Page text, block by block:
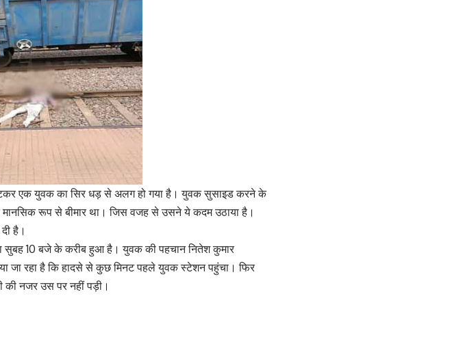
एक युवक का सिर धड़ से अलग हो गया है। युवक सुसाइड करने के
मानसिक रूप से बीमार था। जिस वजह से उसने ये कदम उठाया है।
है।
सुबह 10 बजे के करीब हुआ है। युवक की पहचान नितेश कुमार
जा रहा है कि हादसे से कुछ मिनट पहले युवक स्टेशन पहुंचा। फिर
की नजर उस पर नहीं पड़ी।